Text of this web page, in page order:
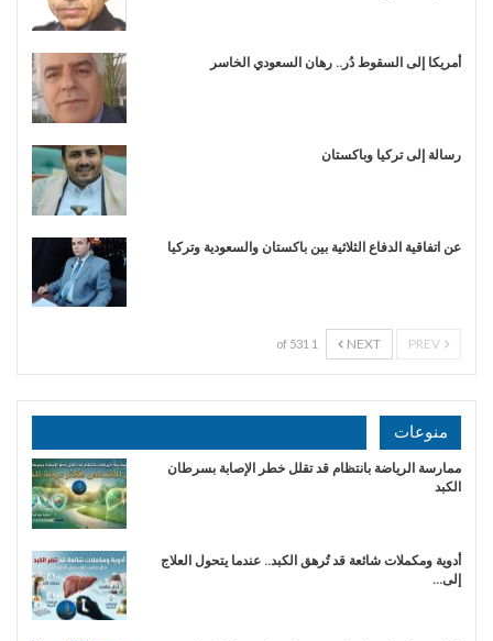
أمريكا إلى السقوط دُر.. رهان السعودي الخاسر
رسالة إلى تركيا وباكستان
عن اتفاقية الدفاع الثلاثية بين باكستان والسعودية وتركيا
NEXT
1 of 531
منوعات
ممارسة الرياضة بانتظام قد تقلل خطر الإصابة بسرطان
الكبد
أدوية ومكملات شائعة قد تُرهق الكبد.. عندما يتحول العلاج
إلى…